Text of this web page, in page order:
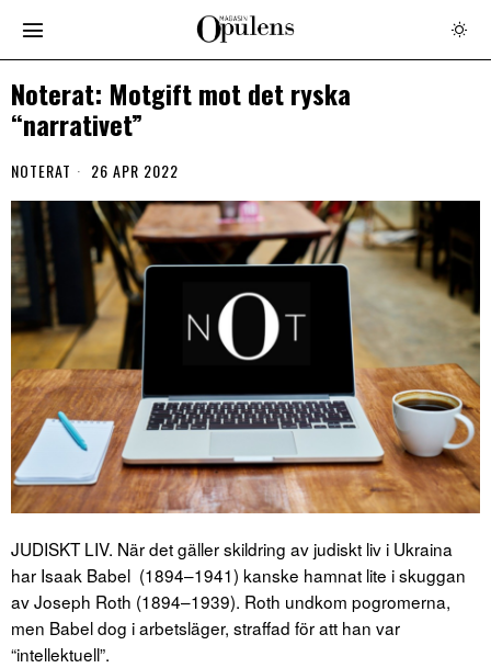
Noterat: Motgift mot det ryska
“narrativet”
NOTERAT 26 APR 2022
JUDISKT LIV. När det gäller skildring av judiskt liv i Ukraina
har Isaak Babel (1894–1941) kanske hamnat lite i skuggan
av Joseph Roth (1894–1939). Roth undkom pogromerna,
men Babel dog i arbetsläger, straffad för att han var
“intellektuell”.